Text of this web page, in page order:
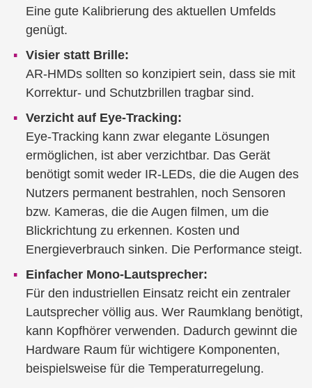
Eine gute Kalibrierung des aktuellen Umfelds
genügt.
Visier statt Brille:
AR-HMDs sollten so konzipiert sein, dass sie mit
Korrektur- und Schutzbrillen tragbar sind.
Verzicht auf Eye-Tracking:
Eye-Tracking kann zwar elegante Lösungen
ermöglichen, ist aber verzichtbar. Das Gerät
benötigt somit weder IR-LEDs, die die Augen des
Nutzers permanent bestrahlen, noch Sensoren
bzw. Kameras, die die Augen filmen, um die
Blickrichtung zu erkennen. Kosten und
Energieverbrauch sinken. Die Performance steigt.
Einfacher Mono-Lautsprecher:
Für den industriellen Einsatz reicht ein zentraler
Lautsprecher völlig aus. Wer Raumklang benötigt,
kann Kopfhörer verwenden. Dadurch gewinnt die
Hardware Raum für wichtigere Komponenten,
beispielsweise für die Temperaturregelung.